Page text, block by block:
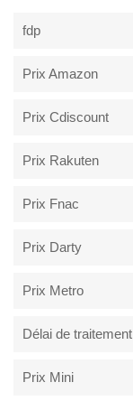
fdp
Prix Amazon
Prix Cdiscount
Prix Rakuten
Prix Fnac
Prix Darty
Prix Metro
Délai de traitement
Prix Mini